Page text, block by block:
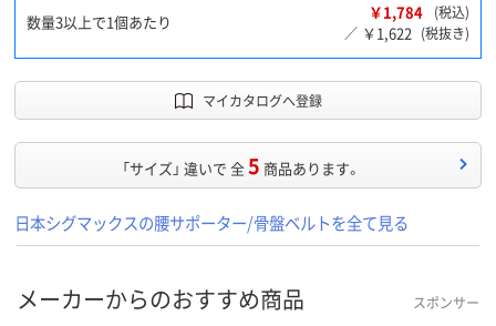
数量3以上で1個あたり ￥1,784
(税込)
／ ￥1,622 (税抜き)
マイカタログへ登録
「サイズ」 違いで 全5 商品あります。
日本シグマックスの腰サポーター/骨盤ベルトを全て見る
メーカーからのおすすめ商品 スポンサー